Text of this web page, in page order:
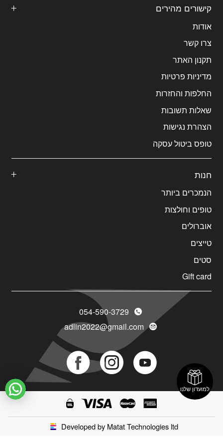
קישורים מהירים
אודות
צרו קשר
תקנון האתר
מדיניות פרטיות
החלפות והחזרות
שאלות תשובות
הצהרת נגישות
טופס ביטול עסקה
חנות
הנמכרים ביותר
טופים וחולצות
אוברולים
טייצים
סטים
Gift card
054-590-3729
adlin2022@gmail.com
Social
Icon
Social
Icon
Social
Icon
Developed by Matat Technologies ltd
למועדון שלנו